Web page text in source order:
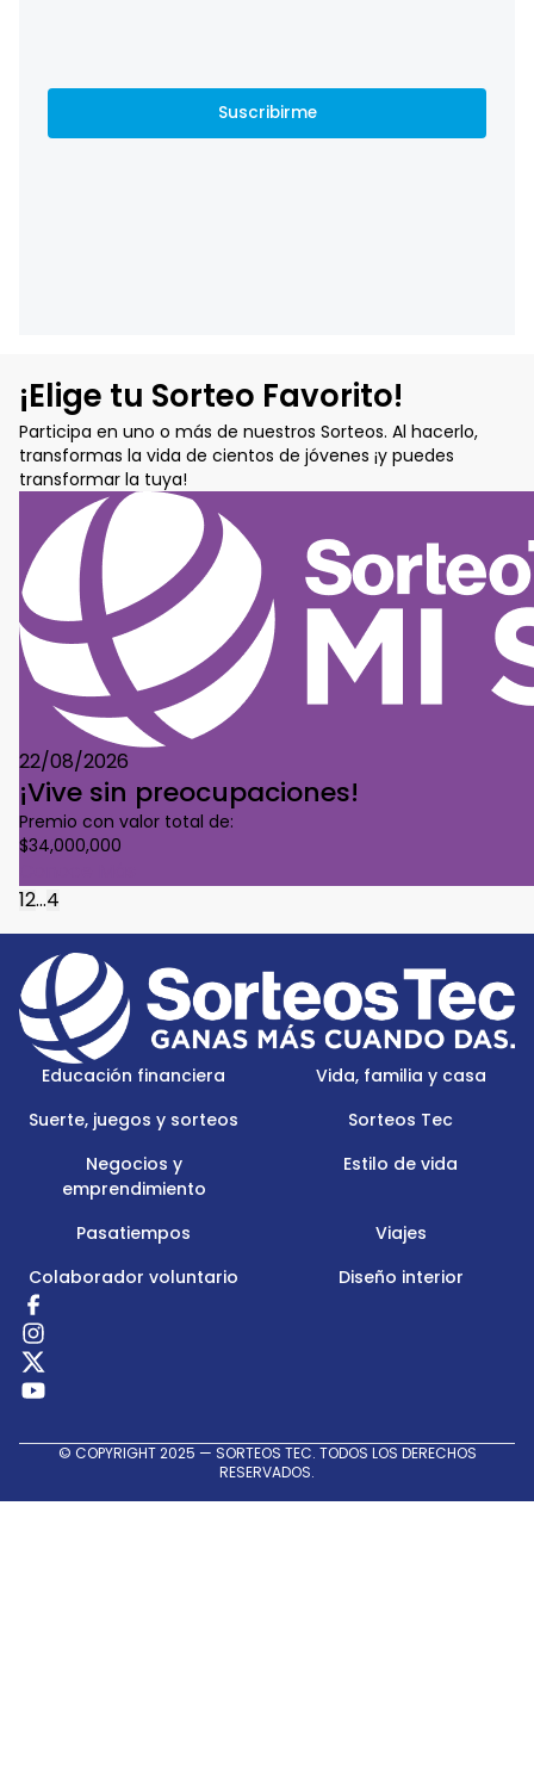
¡Elige tu Sorteo Favorito!
Participa en uno o más de nuestros Sorteos. Al hacerlo,
transformas la vida de cientos de jóvenes ¡y puedes
transformar la tuya!
22/08/2026
¡Vive sin preocupaciones!
Premio con valor total de:
$34,000,000
12...4
Footer
Menu
Logo
Educación financiera
Vida, familia y casa
Suerte, juegos y sorteos
Sorteos Tec
Negocios y
emprendimiento
Estilo de vida
Pasatiempos
Viajes
Colaborador voluntario
Diseño interior
Redes
Sociales
© COPYRIGHT 2025 — SORTEOS TEC. TODOS LOS DERECHOS
RESERVADOS.